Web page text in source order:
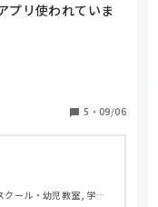
プリ使われていま
な会社がアプリや
か一度話してみよ
いただきたいで
5 ・ 09/06
ール・幼児教室, 学童